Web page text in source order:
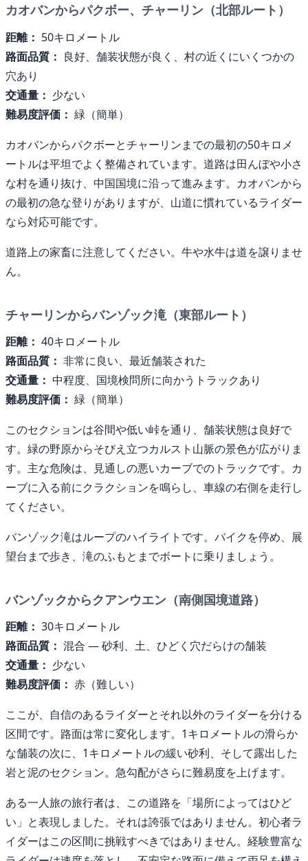
カオバンからパクボー、チャーリン（北部ルート）
距離： 50キロメートル
路面品質： 良好、舗装状態が良く、村の近くにいくつかの
穴あり
交通量： 少ない
難易度評価： 緑（簡単）
カオバンからパクボーとチャーリンまでの最初の50キロメ
ートルは平坦でよく整備されています。道路は田んぼや小さ
な村を通り抜け、中国国境に沿って進みます。カオバンから
の最初の急な登りがありますが、山道に慣れているライダー
なら対応可能です。
道路上の家畜に注意してください。牛や水牛は道を譲りませ
ん。
チャーリンからバンゾック滝（東部ルート）
距離： 40キロメートル
路面品質： 非常に良い、最近舗装された
交通量： 中程度、国境検問所に向かうトラックあり
難易度評価： 緑（簡単）
このセクションは谷間や低い峠を通り、舗装状態は良好で
す。緑の野原からそびえ立つカルスト山脈の景色が広がりま
す。主な危険は、見通しの悪いカーブでのトラックです。カ
ーブに入る前にクラクションを鳴らし、車線の右側を走行し
てください。
バンゾック滝はループのハイライトです。バイクを停め、展
望台まで歩き、滝のふもとまでボートに乗りましょう。
バンゾックからクアンウエン（南側国境道路）
距離： 30キロメートル
路面品質： 混合 — 砂利、土、ひどく穴だらけの舗装
交通量： 少ない
難易度評価： 赤（難しい）
ここが、自信のあるライダーとそれ以外のライダーを分ける
区間です。路面は常に変化します。1キロメートルの滑らか
な舗装の次に、1キロメートルの緩い砂利、そして露出した
岩と泥のセクション。急勾配がさらに難易度を上げます。
ある一人旅の旅行者は、この道路を「場所によってはひど
い」と表現しました。それは誇張ではありません。初心者ラ
イダーはこの区間に挑戦すべきではありません。経験豊富な